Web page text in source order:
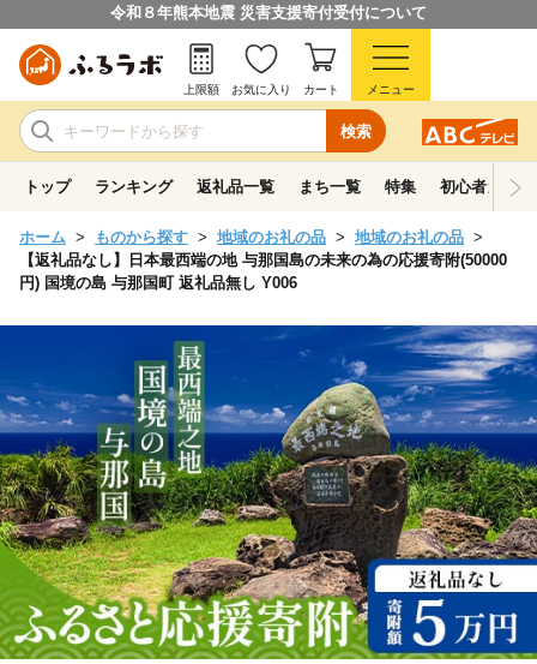
令和８年熊本地震 災害支援寄付受付について
検索
上限額 お気に入り カート メニュー
トップ ランキング 返礼品一覧 まち一覧 特集 初心者ガイド
ホーム ものから探す 地域のお礼の品
地域のお礼の品
【返礼品なし】日本最西端の地 与那国島の未来の為の応援寄附(50000
円) 国境の島 与那国町 返礼品無し Y006